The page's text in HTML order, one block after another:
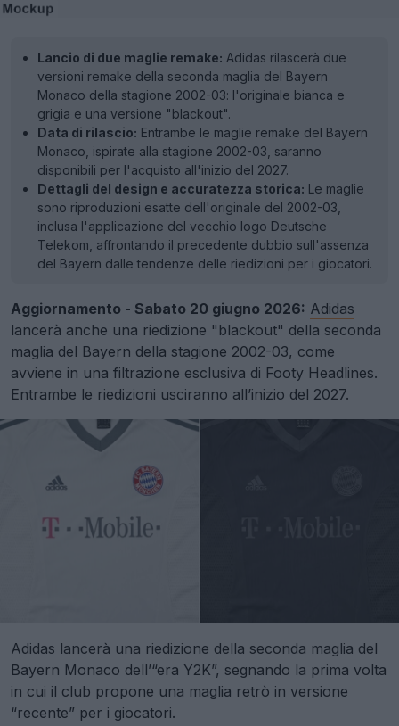
Lancio di due maglie remake: Adidas rilascerà due
versioni remake della seconda maglia del Bayern
Monaco della stagione 2002-03: l'originale bianca e
grigia e una versione "blackout".
Data di rilascio: Entrambe le maglie remake del Bayern
Monaco, ispirate alla stagione 2002-03, saranno
disponibili per l'acquisto all'inizio del 2027.
Dettagli del design e accuratezza storica: Le maglie
sono riproduzioni esatte dell'originale del 2002-03,
inclusa l'applicazione del vecchio logo Deutsche
Telekom, affrontando il precedente dubbio sull'assenza
del Bayern dalle tendenze delle riedizioni per i giocatori.
Aggiornamento - Sabato 20 giugno 2026: Adidas
lancerà anche una riedizione "blackout" della seconda
maglia del Bayern della stagione 2002-03, come
avviene in una filtrazione esclusiva di Footy Headlines.
Entrambe le riedizioni usciranno all’inizio del 2027.
Adidas lancerà una riedizione della seconda maglia del
Bayern Monaco dell’“era Y2K”, segnando la prima volta
in cui il club propone una maglia retrò in versione
“recente” per i giocatori.